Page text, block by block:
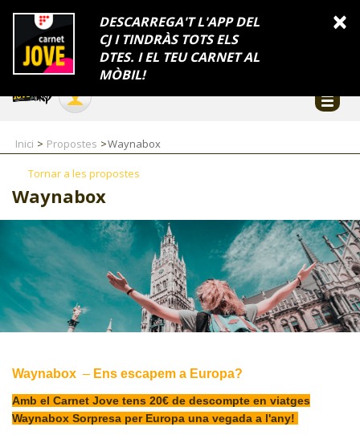
×
DESCARREGA'T L'APP DEL
CJ I TINDRÀS TOTS ELS
DTES. I EL TEU CARNET AL
MÒBIL!
Català
Temes
Serveis Generalitat Catalunya Seu electrònica
FES-TE EL CJ
COL·LABORADORS
CONTACTE
CJ ADOLESCENTS
CJ EMANCIPACIÓ
CJ SALUT
CJ LOCAL
T'INTERESSA #SOMJOVES
Inici Propostes Waynabox
Tornar a les propostes
Waynabox
Waynabox – Ens escapem a Europa?
Amb el Carnet Jove tens 20€ de descompte en viatges
Waynabox Sorpresa per Europa una vegada a l'any!